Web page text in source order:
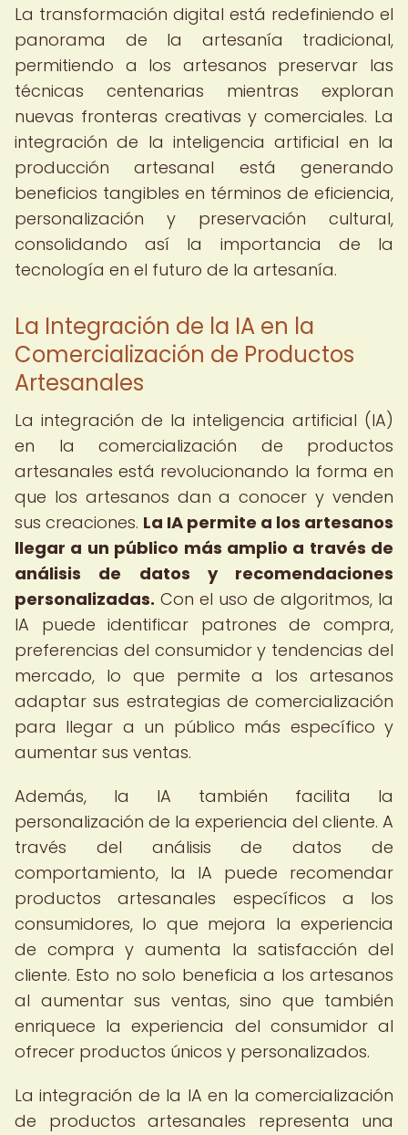
La transformación digital está redefiniendo el
panorama de la artesanía tradicional,
permitiendo a los artesanos preservar las
técnicas centenarias mientras exploran
nuevas fronteras creativas y comerciales. La
integración de la inteligencia artificial en la
producción artesanal está generando
beneficios tangibles en términos de eficiencia,
personalización y preservación cultural,
consolidando así la importancia de la
tecnología en el futuro de la artesanía.
La Integración de la IA en la
Comercialización de Productos
Artesanales
La integración de la inteligencia artificial (IA)
en la comercialización de productos
artesanales está revolucionando la forma en
que los artesanos dan a conocer y venden
sus creaciones. La IA permite a los artesanos
llegar a un público más amplio a través de
análisis de datos y recomendaciones
personalizadas. Con el uso de algoritmos, la
IA puede identificar patrones de compra,
preferencias del consumidor y tendencias del
mercado, lo que permite a los artesanos
adaptar sus estrategias de comercialización
para llegar a un público más específico y
aumentar sus ventas.
Además, la IA también facilita la
personalización de la experiencia del cliente. A
través del análisis de datos de
comportamiento, la IA puede recomendar
productos artesanales específicos a los
consumidores, lo que mejora la experiencia
de compra y aumenta la satisfacción del
cliente. Esto no solo beneficia a los artesanos
al aumentar sus ventas, sino que también
enriquece la experiencia del consumidor al
ofrecer productos únicos y personalizados.
La integración de la IA en la comercialización
de productos artesanales representa una